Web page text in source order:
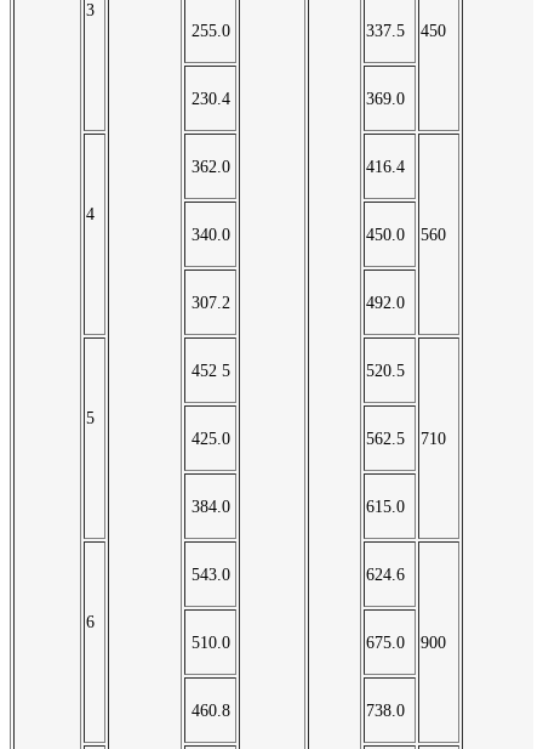
3
450
255.0 337.5
230.4 369.0
4
362.0 416.4
560
340.0 450.0
307.2 492.0
5
452 5 520.5
710
425.0 562.5
384.0 615.0
6
543.0 624.6
900
510.0 675.0
460.8 738.0